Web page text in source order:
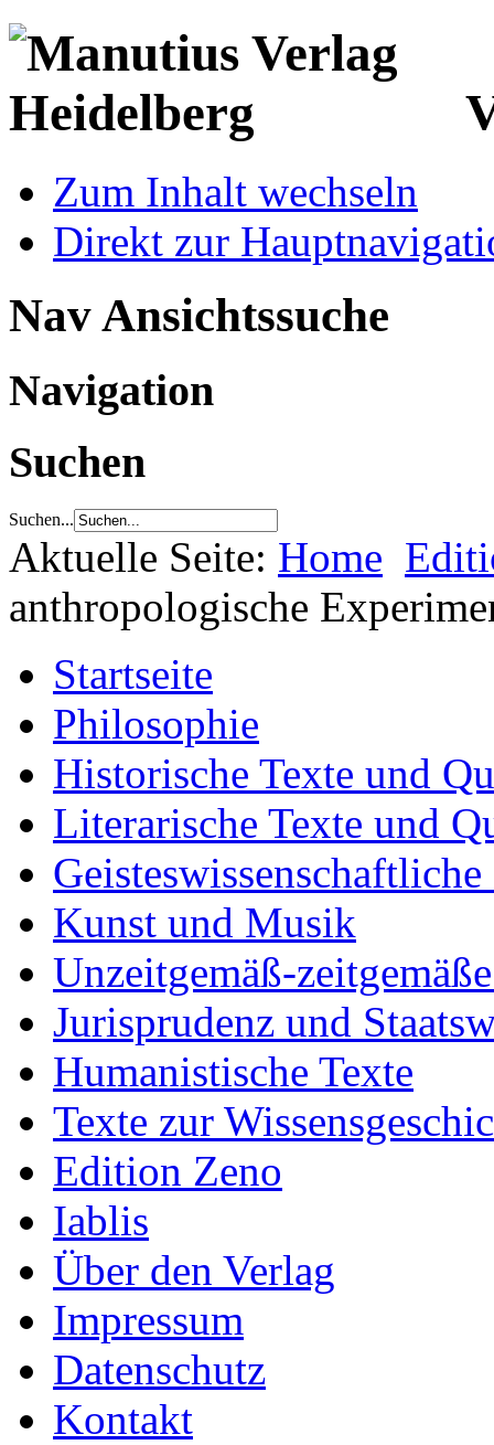
Zum Inhalt wechseln
Direkt zur
Nav Ansichtssuche
Navigation
Suchen
Suchen...
Aktuelle Seite: Home
anthropologische
Startseite
Philosophie
Historische Texte und
Literarische Texte und
Kunst und Musik
Unzeitgemäß-
Jurisprudenz und
Humanistische Texte
Texte zur
Edition Zeno
Iablis
Über den Verlag
Impressum
Datenschutz
Kontakt